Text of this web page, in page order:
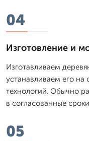
04
Изготовление и
Изготавливаем
устанавливаем его
технологий. Обычно
в согласованные сроки
05